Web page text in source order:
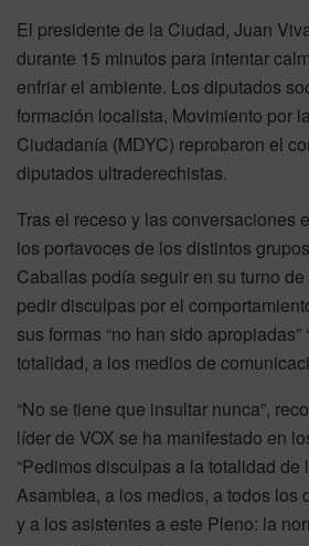
El presidente de la Ciudad, Juan
durante 15 minutos para intentar
enfriar el ambiente. Los diputados
formación localista, Movimiento por
Ciudadanía (MDYC) reprobaron el
diputados ultraderechistas.
Tras el receso y las conversaciones
los portavoces de los distintos
Caballas podía seguir en su turno
pedir disculpas por el
sus formas “no han sido apropiadas”
totalidad, a los medios de
“No se tiene que insultar nunca”,
líder de VOX se ha manifestado en
“Pedimos disculpas a la totalidad de
Asamblea, a los medios, a todos los
y a los asistentes a este Pleno: la